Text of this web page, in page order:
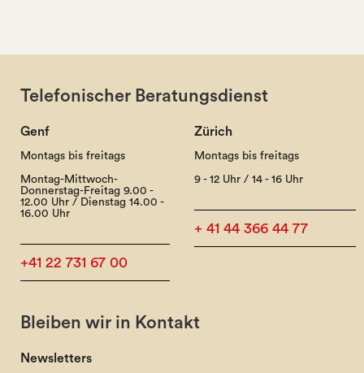
Telefonischer Beratungsdienst
Genf
Montags bis freitags
Montag-Mittwoch-
Donnerstag-Freitag 9.00 -
12.00 Uhr / Dienstag 14.00 -
16.00 Uhr
+41 22 731 67 00
Zürich
Montags bis freitags
9 - 12 Uhr / 14 - 16 Uhr
+ 41 44 366 44 77
Bleiben wir in Kontakt
Newsletters